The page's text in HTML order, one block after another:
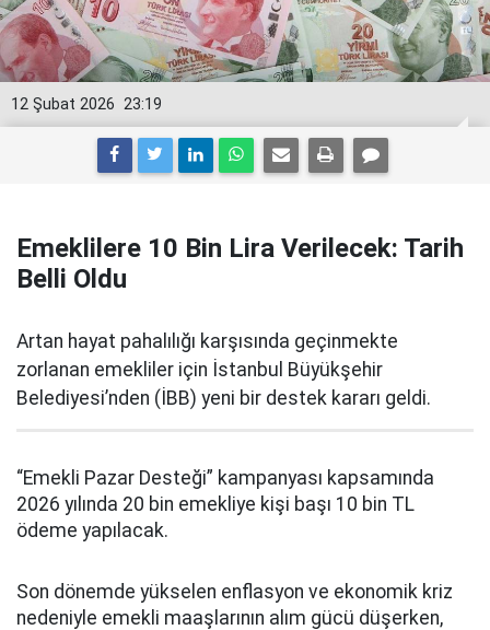
23:19
12 Şubat 2026
Emeklilere 10 Bin Lira Verilecek: Tarih
Belli Oldu
Artan hayat pahalılığı karşısında geçinmekte
zorlanan emekliler için İstanbul Büyükşehir
Belediyesi’nden (İBB) yeni bir destek kararı geldi.
“Emekli Pazar Desteği” kampanyası kapsamında
2026 yılında 20 bin emekliye kişi başı 10 bin TL
ödeme yapılacak.
Son dönemde yükselen enflasyon ve ekonomik kriz
nedeniyle emekli maaşlarının alım gücü düşerken,